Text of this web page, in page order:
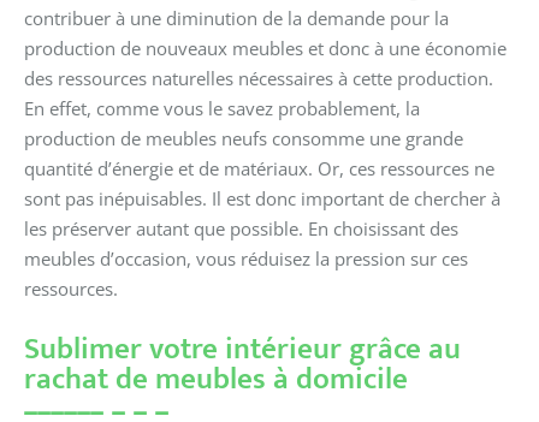
contribuer à une diminution de la demande pour la
production de nouveaux meubles et donc à une économie
des ressources naturelles nécessaires à cette production.
En effet, comme vous le savez probablement, la
production de meubles neufs consomme une grande
quantité d’énergie et de matériaux. Or, ces ressources ne
sont pas inépuisables. Il est donc important de chercher à
les préserver autant que possible. En choisissant des
meubles d’occasion, vous réduisez la pression sur ces
ressources.
Sublimer votre intérieur grâce au
rachat de meubles à domicile